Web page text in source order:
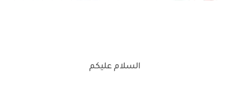
السلام عليكم